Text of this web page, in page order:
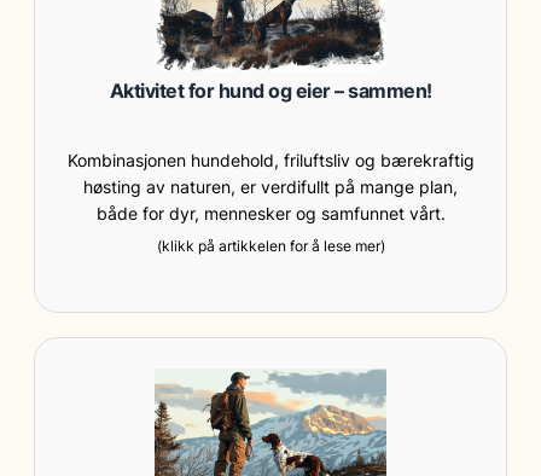
Aktivitet for hund og eier – sammen!
Kombinasjonen hundehold, friluftsliv og bærekraftig
høsting av naturen, er verdifullt på mange plan,
både for dyr, mennesker og samfunnet vårt.
(klikk på artikkelen for å lese mer)